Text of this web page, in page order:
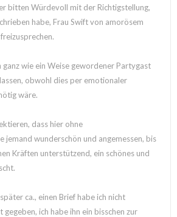
bitten Würdevoll mit der Richtigstellung,
habe, Frau Swift von amorösem
ganz wie ein Weise gewordener Partygast
obwohl dies per emotionaler
wäre.
dass hier ohne
jemand wunderschön und angemessen, bis
Kräften unterstützend, ein schönes und
ca., einen Brief habe ich nicht
ich habe ihn ein bisschen zur